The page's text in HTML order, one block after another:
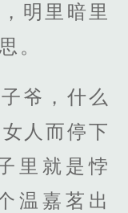
明里暗里
。
爷，什么
人而停下
里就是悖
温嘉茗出